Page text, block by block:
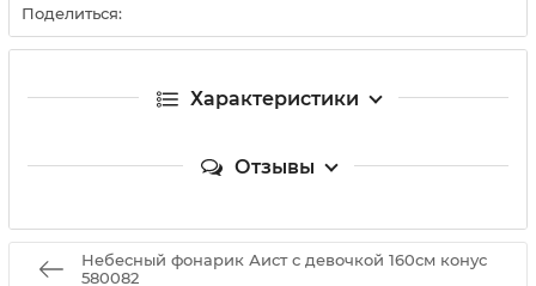
Поделиться:
Характеристики
Отзывы
Небесный фонарик Аист с девочкой 160см конус
580082